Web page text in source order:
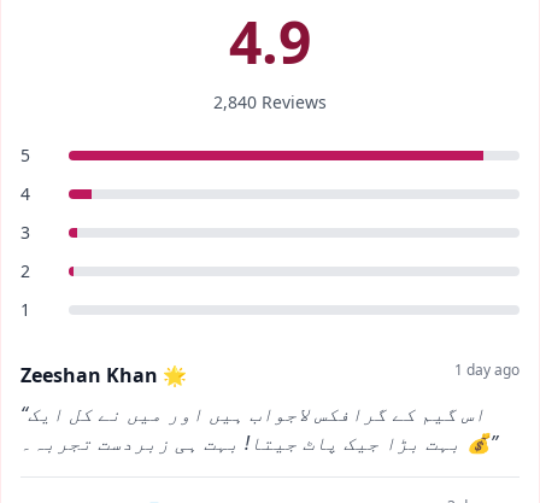
4.9
2,840 Reviews
5
4
3
2
1
Zeeshan Khan 🌟 1 day ago
“اس گیم کے گرافکس لاجواب ہیں اور میں نے کل ایک
بہت بڑا جیک پاٹ جیتا! بہت ہی زبردست تجربہ۔ 💰”